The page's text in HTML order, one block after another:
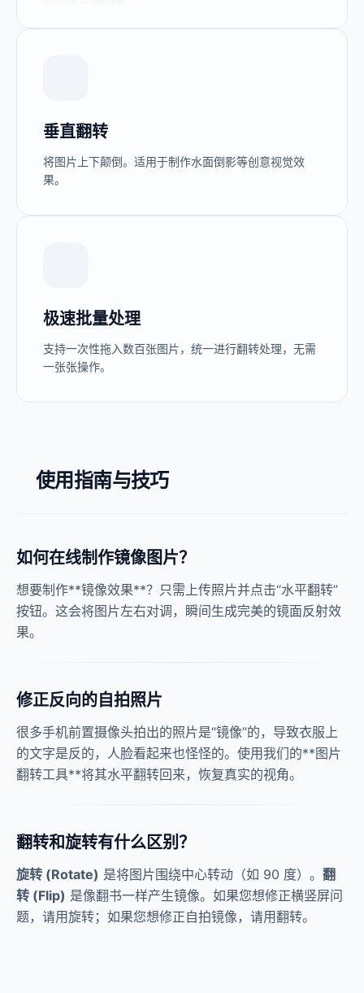
垂直翻转
将图片上下颠倒。适用于制作水面倒影等创意视觉效
果。
极速批量处理
支持一次性拖入数百张图片，统一进行翻转处理，无需
一张张操作。
使用指南与技巧
如何在线制作镜像图片？
想要制作**镜像效果**？只需上传照片并点击“水平翻转”
按钮。这会将图片左右对调，瞬间生成完美的镜面反射效
果。
修正反向的自拍照片
很多手机前置摄像头拍出的照片是“镜像”的，导致衣服上
的文字是反的，人脸看起来也怪怪的。使用我们的**图片
翻转工具**将其水平翻转回来，恢复真实的视角。
翻转和旋转有什么区别？
旋转 (Rotate) 是将图片围绕中心转动（如 90 度）。 翻
转 (Flip) 是像翻书一样产生镜像。如果您想修正横竖屏问
题，请用旋转；如果您想修正自拍镜像，请用翻转。